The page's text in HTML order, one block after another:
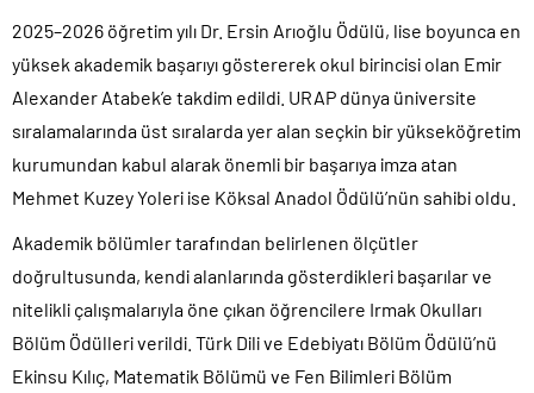
2025–2026 öğretim yılı Dr. Ersin Arıoğlu Ödülü, lise boyunca en
yüksek akademik başarıyı göstererek okul birincisi olan Emir
Alexander Atabek’e takdim edildi. URAP dünya üniversite
sıralamalarında üst sıralarda yer alan seçkin bir yükseköğretim
kurumundan kabul alarak önemli bir başarıya imza atan
Mehmet Kuzey Yoleri ise Köksal Anadol Ödülü’nün sahibi oldu.
Akademik bölümler tarafından belirlenen ölçütler
doğrultusunda, kendi alanlarında gösterdikleri başarılar ve
nitelikli çalışmalarıyla öne çıkan öğrencilere Irmak Okulları
Bölüm Ödülleri verildi. Türk Dili ve Edebiyatı Bölüm Ödülü’nü
Ekinsu Kılıç, Matematik Bölümü ve Fen Bilimleri Bölüm